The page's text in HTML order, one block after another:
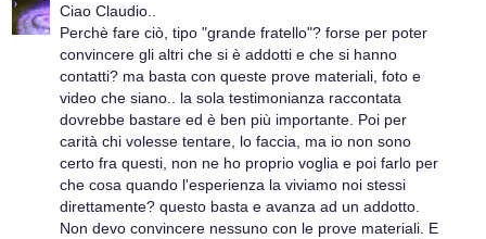
Ciao Claudio..
Perchè fare ciò, tipo "grande fratello"? forse per poter
convincere gli altri che si è addotti e che si hanno
contatti? ma basta con queste prove materiali, foto e
video che siano.. la sola testimonianza raccontata
dovrebbe bastare ed è ben più importante. Poi per
carità chi volesse tentare, lo faccia, ma io non sono
certo fra questi, non ne ho proprio voglia e poi farlo per
che cosa quando l'esperienza la viviamo noi stessi
direttamente? questo basta e avanza ad un addotto.
Non devo convincere nessuno con le prove materiali. E